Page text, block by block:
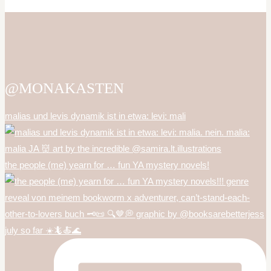
@MONAKASTEN
malias und levis dynamik ist in etwa: levi: mali
the people (me) yearn for … fun YA mystery novels!
july so far ☀️🦎🍝🌊